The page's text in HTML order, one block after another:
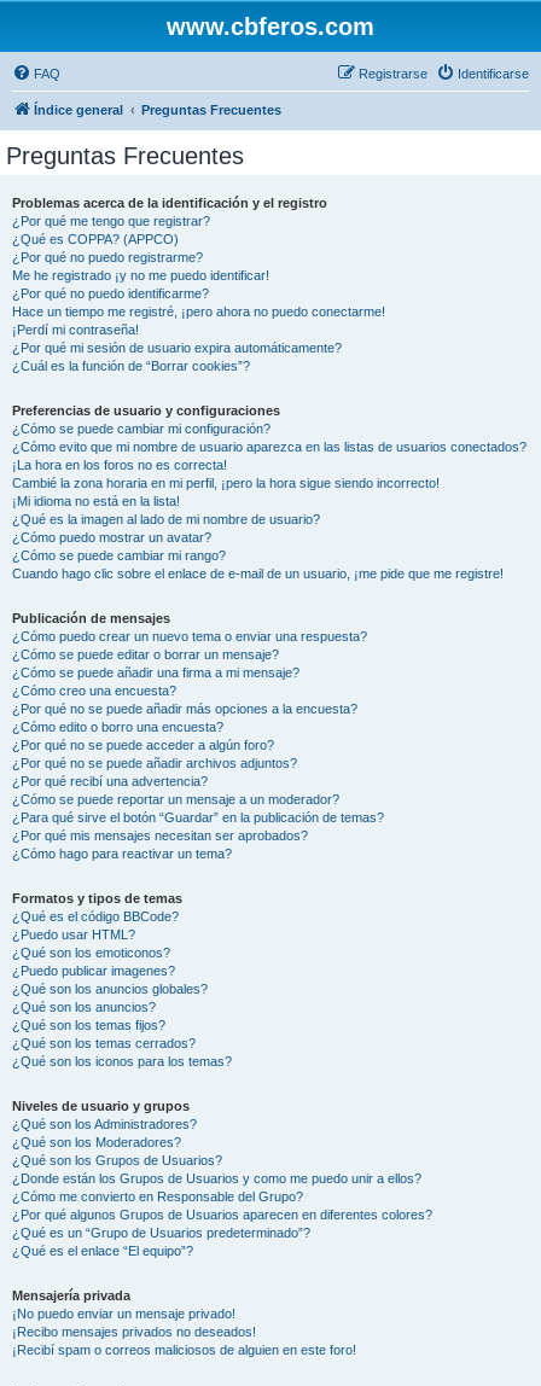
www.cbferos.com
FAQ Identificarse
Registrarse
Índice general Preguntas Frecuentes
Preguntas Frecuentes
Problemas acerca de la identificación y el registro
¿Por qué me tengo que registrar?
¿Qué es COPPA? (APPCO)
¿Por qué no puedo registrarme?
Me he registrado ¡y no me puedo identificar!
¿Por qué no puedo identificarme?
Hace un tiempo me registré, ¡pero ahora no puedo conectarme!
¡Perdí mi contraseña!
¿Por qué mi sesión de usuario expira automáticamente?
¿Cuál es la función de “Borrar cookies”?
Preferencias de usuario y configuraciones
¿Cómo se puede cambiar mi configuración?
¿Cómo evito que mi nombre de usuario aparezca en las listas de usuarios conectados?
¡La hora en los foros no es correcta!
Cambié la zona horaria en mi perfil, ¡pero la hora sigue siendo incorrecto!
¡Mi idioma no está en la lista!
¿Qué es la imagen al lado de mi nombre de usuario?
¿Cómo puedo mostrar un avatar?
¿Cómo se puede cambiar mi rango?
Cuando hago clic sobre el enlace de e-mail de un usuario, ¡me pide que me registre!
Publicación de mensajes
¿Cómo puedo crear un nuevo tema o enviar una respuesta?
¿Cómo se puede editar o borrar un mensaje?
¿Cómo se puede añadir una firma a mi mensaje?
¿Cómo creo una encuesta?
¿Por qué no se puede añadir más opciones a la encuesta?
¿Cómo edito o borro una encuesta?
¿Por qué no se puede acceder a algún foro?
¿Por qué no se puede añadir archivos adjuntos?
¿Por qué recibí una advertencia?
¿Cómo se puede reportar un mensaje a un moderador?
¿Para qué sirve el botón “Guardar” en la publicación de temas?
¿Por qué mis mensajes necesitan ser aprobados?
¿Cómo hago para reactivar un tema?
Formatos y tipos de temas
¿Qué es el código BBCode?
¿Puedo usar HTML?
¿Qué son los emoticonos?
¿Puedo publicar imagenes?
¿Qué son los anuncios globales?
¿Qué son los anuncios?
¿Qué son los temas fijos?
¿Qué son los temas cerrados?
¿Qué son los iconos para los temas?
Niveles de usuario y grupos
¿Qué son los Administradores?
¿Qué son los Moderadores?
¿Qué son los Grupos de Usuarios?
¿Donde están los Grupos de Usuarios y como me puedo unir a ellos?
¿Cómo me convierto en Responsable del Grupo?
¿Por qué algunos Grupos de Usuarios aparecen en diferentes colores?
¿Qué es un “Grupo de Usuarios predeterminado”?
¿Qué es el enlace “El equipo”?
Mensajería privada
¡No puedo enviar un mensaje privado!
¡Recibo mensajes privados no deseados!
¡Recibí spam o correos maliciosos de alguien en este foro!